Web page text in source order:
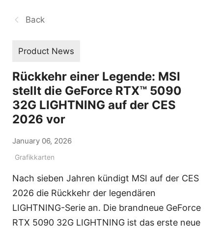
Back
Product News
Rückkehr einer Legende: MSI
stellt die GeForce RTX™ 5090
32G LIGHTNING auf der CES
2026 vor
January 06, 2026
Grafikkarten
Nach sieben Jahren kündigt MSI auf der CES
2026 die Rückkehr der legendären
LIGHTNING-Serie an. Die brandneue GeForce
RTX 5090 32G LIGHTNING ist das erste neue